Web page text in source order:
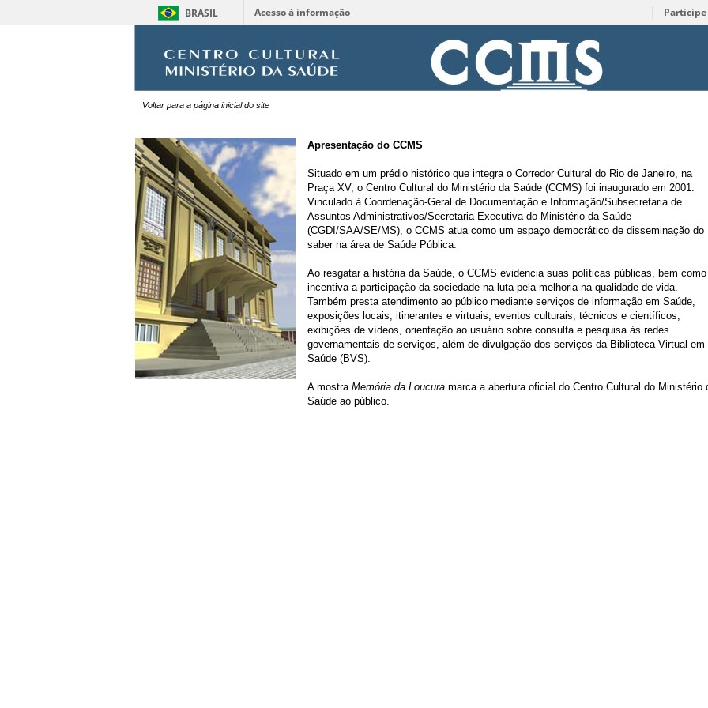
BRASIL Acesso à informação Participe
Voltar para a página inicial do site
Apresentação do CCMS
Situado em um prédio histórico que integra o Corredor Cultural do Rio de Janeiro, na
Praça XV, o Centro Cultural do Ministério da Saúde (CCMS) foi inaugurado em 2001.
Vinculado à Coordenação-Geral de Documentação e Informação/Subsecretaria de
Assuntos Administrativos/Secretaria Executiva do Ministério da Saúde
(CGDI/SAA/SE/MS), o CCMS atua como um espaço democrático de disseminação do
saber na área de Saúde Pública.
Ao resgatar a história da Saúde, o CCMS evidencia suas políticas públicas, bem como
incentiva a participação da sociedade na luta pela melhoria na qualidade de vida.
Também presta atendimento ao público mediante serviços de informação em Saúde,
exposições locais, itinerantes e virtuais, eventos culturais, técnicos e científicos,
exibições de vídeos, orientação ao usuário sobre consulta e pesquisa às redes
governamentais de serviços, além de divulgação dos serviços da Biblioteca Virtual em
Saúde (BVS).
A mostra Memória da Loucuramarca a abertura oficial do Centro Cultural do Ministério
Saúde ao público.